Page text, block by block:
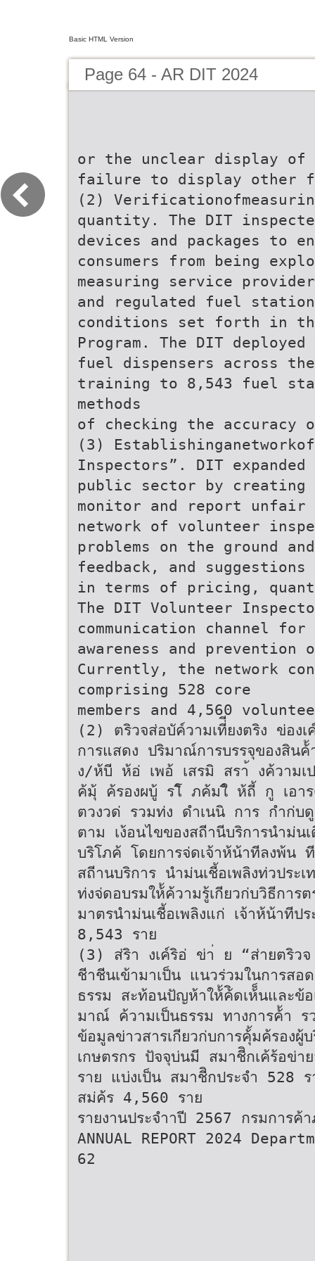
Basic HTML Version
Page 64 - AR DIT 2024
or the unclear display of
failure to display other
(2)
quantity. The DIT
devices and packages to
consumers from being
measuring service
and regulated fuel
conditions set forth in
Program. The DIT
fuel dispensers across
training to 8,543 fuel
methods
of checking the accuracy
(3)
Inspectors”. DIT
public sector by creating
monitor and report
network of volunteer
problems on the ground
feedback, and
in terms of pricing,
The DIT Volunteer
communication channel
awareness and
Currently, the network
comprising 528 core
members and 4,560
(2) ตริวจส่อบัค์วามเที่ียงตริง ข่องเ
การแสดง ปริมาณ์การบรรจุของสิ
ง/ห้บี ห้อ่ เพอ้ เสรมิ สรา้ งค้วาม
ค้มุ้ ค้รองผบู้ รโิ ภค้มใิ ห้ถี้ กู เอา
ตวงวด่ รวมท่ง ดําเนนิ การ กําก่บดู
ตาม เง้อนไขของสถีานีบริการนําม่น
บริโภค้ โดยการจ่ดเจ้าห้น้าทีลงพ้น
สถีานบริการ นําม่นเชี้อเพลิงท่วปร
ท่งจ่ดอบรมให้้ค้วามรู้เกียวก่บวิธีกา
มาตรนําม่นเชี้อเพลิงแก่ เจ้าห้น้าทีป
8,543 ราย
(3) ส่ริา งเค์ริอ่ ข่า่ ย “ส่ายตริวจ
ชีาชีนเข้ามาเป็น แนวร่วมในการสอ
ธรรม สะท้อนปัญห้าให้้ค้ิดเห้็นและข้
มาณ์ ค้วามเป็นธรรม ทางการค้้า รว
ข้อมูลข่าวสารเกียวก่บการคุ้้มค้รองผู้
เกษตรกร ปัจจุบ่นมี สมาชีิกเค้ร้อข่
ราย แบ่งเป็น สมาชีิกประจํา 528
สม่ค้ร 4,560 ราย
รายงานประจําาปี 2567 กรมการค้า
ANNUAL REPORT 2024
62